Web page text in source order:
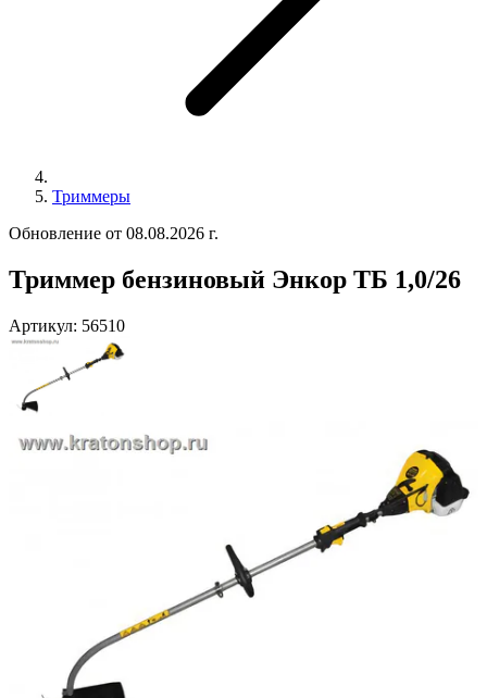
Триммеры
Обновление от 08.08.2026 г.
Триммер бензиновый Энкор ТБ 1,0/26
Артикул: 56510